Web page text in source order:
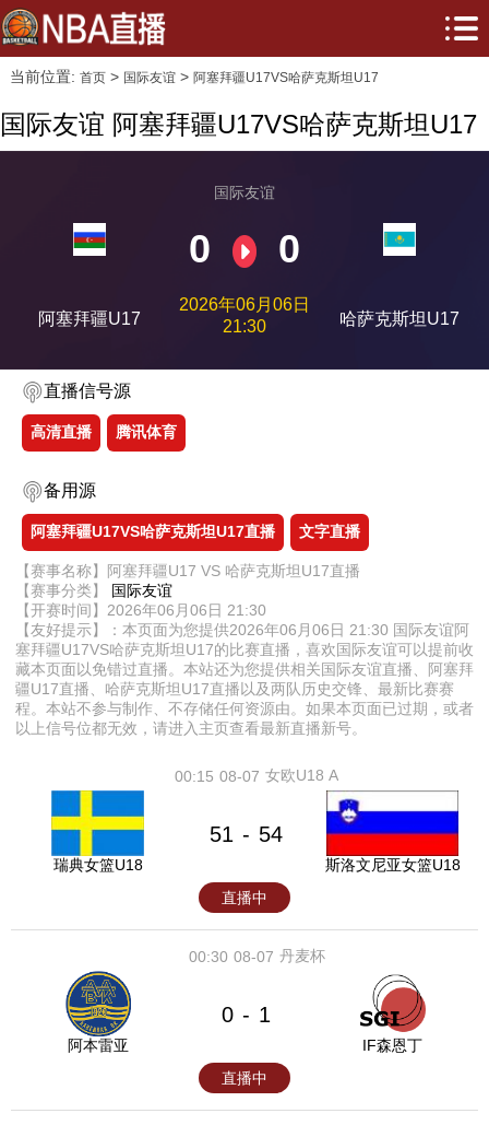
当前位置: 首页> 国际友谊> 阿塞拜疆U17VS哈萨克斯坦U17
国际友谊 阿塞拜疆U17VS哈萨克斯坦U17
阿塞拜疆U17
国际友谊
0 0
2026年06月06日
21:30
哈萨克斯坦U17
直播信号源
高清直播 腾讯体育
备用源
阿塞拜疆U17VS哈萨克斯坦U17直播 文字直播
【赛事名称】阿塞拜疆U17 VS 哈萨克斯坦U17直播
【赛事分类】 国际友谊
【开赛时间】2026年06月06日 21:30
【友好提示】：本页面为您提供2026年06月06日 21:30 国际友谊阿
塞拜疆U17VS哈萨克斯坦U17的比赛直播，喜欢国际友谊可以提前收
藏本页面以免错过直播。本站还为您提供相关国际友谊直播、阿塞拜
疆U17直播、哈萨克斯坦U17直播以及两队历史交锋、最新比赛赛
程。本站不参与制作、不存储任何资源由。如果本页面已过期，或者
以上信号位都无效，请进入主页查看最新直播新号。
08-07
00:15 女欧U18 A
瑞典女篮U18
51 - 54
斯洛文尼亚女篮U18
直播中
08-07
00:30 丹麦杯
阿本雷亚
0 - 1
IF森恩丁
直播中